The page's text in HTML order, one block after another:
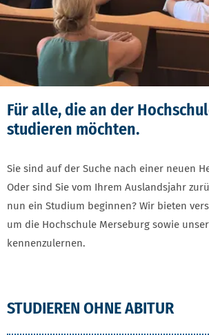
Für alle, die an der
studieren möchten.
Sie sind auf der Suche nach einer neuen
Oder sind Sie vom Ihrem Auslandsjahr
nun ein Studium beginnen? Wir bieten
um die Hochschule Merseburg sowie
kennenzulernen.
STUDIEREN OHNE ABITUR